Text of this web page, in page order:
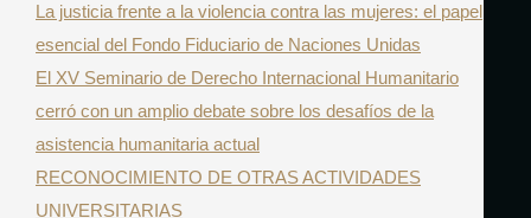
La justicia frente a la violencia contra las mujeres: el papel
esencial del Fondo Fiduciario de Naciones Unidas
El XV Seminario de Derecho Internacional Humanitario
cerró con un amplio debate sobre los desafíos de la
asistencia humanitaria actual
RECONOCIMIENTO DE OTRAS ACTIVIDADES
UNIVERSITARIAS